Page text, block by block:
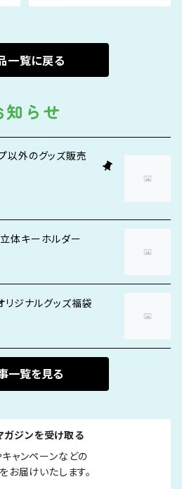
一覧に戻る
知らせ
以外のグッズ販売
立体キーホルダー
リジナルグッズ福袋
一覧を見る
ガジンを受け取る
ャンペーンなどの
お届けいたします。